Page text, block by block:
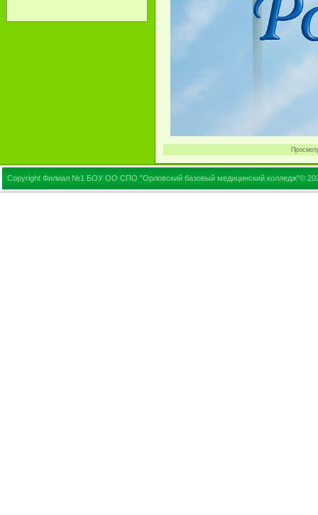
Copyright Филиал №1 БОУ ОО СПО "Орловский базовый медицинский колледж"©